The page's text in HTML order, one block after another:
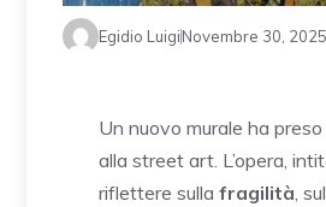
Egidio LuigiNovembre 30, 2025
Un nuovo murale ha
alla street art. L’opera,
riflettere sulla fragilità,